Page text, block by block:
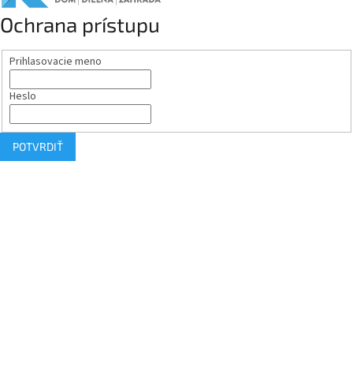
Ochrana prístupu
Prihlasovacie meno
Heslo
POTVRDIŤ